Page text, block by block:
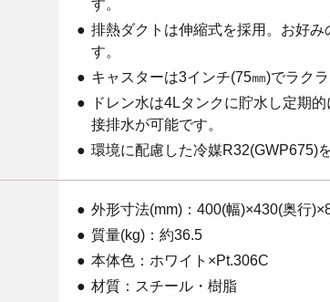
す。
排熱ダクトは伸縮式を採用。お好
す。
キャスターは3インチ(75㎜)でラクラ
ドレン水は4Lタンクに貯水し定期
接排水が可能です。
環境に配慮した冷媒R32(GWP675)を
外形寸法(mm)：400(幅)×430(奥行
質量(kg)：約36.5
本体色：ホワイト×Pt.306C
材質：スチール・樹脂